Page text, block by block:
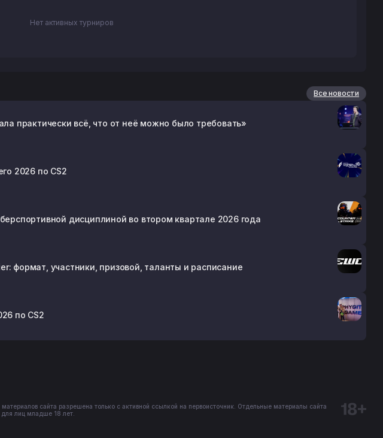
Нет активных турниров
Все новости
практически всё, что от неё можно было требовать»
2026 по CS2
дисциплиной во втором квартале 2026 года
формат, участники, призовой, таланты и расписание
по CS2
сайта разрешена только с активной ссылкой на первоисточник. Отдельные материалы сайта
лиц младше 18 лет.